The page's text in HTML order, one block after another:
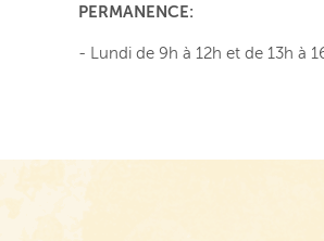
PERMANENCE:
- Lundi de 9h à 12h et de 13h à